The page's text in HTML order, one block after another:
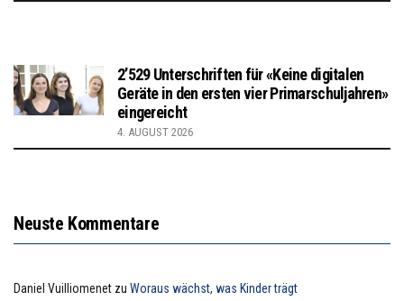
2’529 Unterschriften für «Keine digitalen
Geräte in den ersten vier Primarschuljahren»
eingereicht
4. AUGUST 2026
Neuste Kommentare
Daniel Vuilliomenet zu Woraus wächst, was Kinder trägt